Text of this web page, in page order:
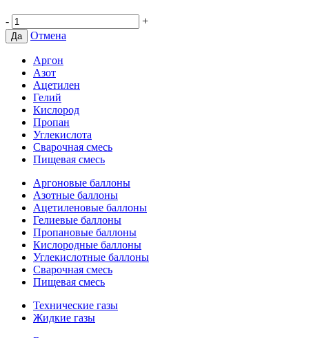
- +
Да Отмена
Аргон
Азот
Ацетилен
Гелий
Кислород
Пропан
Углекислота
Сварочная смесь
Пищевая смесь
Аргоновые баллоны
Азотные баллоны
Ацетиленовые баллоны
Гелиевые баллоны
Пропановые баллоны
Кислородные баллоны
Углекислотные баллоны
Сварочная смесь
Пищевая смесь
Технические газы
Жидкие газы